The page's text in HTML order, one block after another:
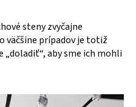
steny zvyčajne
väčšine prípadov je totiž
aby sme ich mohli